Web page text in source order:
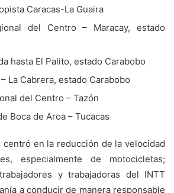
Caracas-La Guaira
del Centro – Maracay, estado
hasta El Palito, estado Carabobo
La Cabrera, estado Carabobo
del Centro – Tazón
Boca de Aroa – Tucacas
centró en la reducción de la velocidad
especialmente de motocicletas;
y trabajadoras del INTT
a conducir de manera responsable